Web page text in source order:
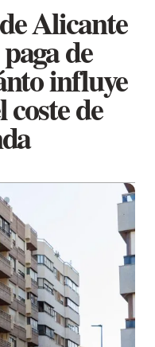
Alicante
de
influye
coste de